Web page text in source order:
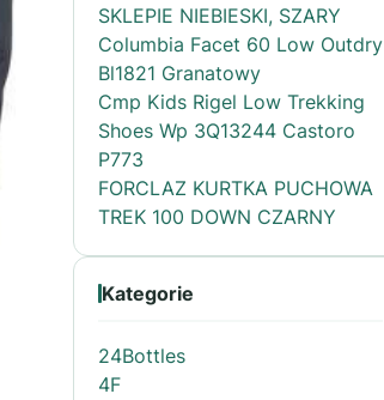
SKLEPIE NIEBIESKI, SZARY
Columbia Facet 60 Low Outdry
Bl1821 Granatowy
Cmp Kids Rigel Low Trekking
Shoes Wp 3Q13244 Castoro
P773
FORCLAZ KURTKA PUCHOWA
TREK 100 DOWN CZARNY
Kategorie
24Bottles
4F